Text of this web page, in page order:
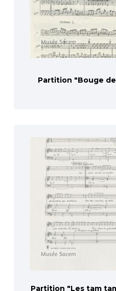
Partition "Bouge
Partition "Les tam